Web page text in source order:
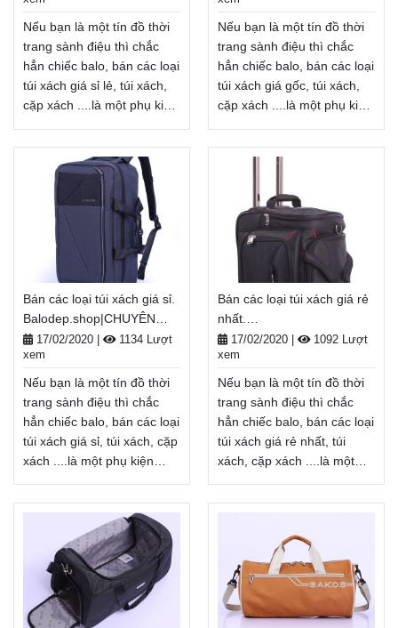
hàng toàn quốc, Miễn phí
đổi trả hàng, thanh toán
tiền khi nhận hàng
Xem thêm
hàng toàn quốc, Miễn phí
đổi trả hàng, thanh toán
tiền khi nhận hàng
Xem thêm
Nếu bạn là một tín đồ thời
trang sành điệu thì chắc
hẳn chiếc balo, bán các loại
túi xách giá sỉ lẻ, túi xách,
cặp xách ....là một phụ kiện
loại túi xách giá sỉ lẻ không
chỉ là một vật dụng cần
thiết để mang
theo giày, bảo quản đồ
dùng cá nhân... mà còn là
một phụ kiện thời trang
giúp tôn lên cá tính, gu
thẩm mĩ của mỗi người.
Balodep.shop|Chuyên bán
các loại túi xách giá sỉ
lẻ, Balo-Túi xách. Giao
hàng toàn quốc, Miễn phí
đổi trả hàng, thanh toán
tiền khi nhận hàng
Xem thêm
Nếu bạn là một tín đồ thời
trang sành điệu thì chắc
hẳn chiếc balo, bán các loại
túi xách giá gốc, túi xách,
cặp xách ....là một phụ kiện
loại túi xách giá gốc không
chỉ là một vật dụng cần
theo giày, bảo quản đồ
dùng cá nhân... mà còn là
một phụ kiện thời trang
giúp tôn lên cá tính, gu
thẩm mĩ của mỗi người.
Balodep.shop|Chuyên bán
các loại túi xách giá
gốc, Balo-Túi xách. Giao
hàng toàn quốc, Miễn phí
đổi trả hàng, thanh toán
tiền khi nhận hàng
Xem thêm
Bán các loại túi xách giá sỉ.
Balodep.shop|CHUYÊN
BALO-TÚI XÁCH–VALI ĐẸP
17/02/2020
1134 Lượt
xem
Nếu bạn là một tín đồ thời
trang sành điệu thì chắc
hẳn chiếc balo, bán các loại
túi xách giá sỉ, túi xách, cặp
xách ....là một phụ kiện
loại túi xách giá sỉ không
chỉ là một vật dụng cần
thiết để mang
theo giày, bảo quản đồ
dùng cá nhân... mà còn là
một phụ kiện thời trang
giúp tôn lên cá tính, gu
Bán các loại túi xách giá rẻ
nhất.
Balodep.shop|CHUYÊN
BALO-TÚI XÁCH–VALI ĐẸP
17/02/2020
1092 Lượt
xem
Nếu bạn là một tín đồ thời
trang sành điệu thì chắc
hẳn chiếc balo, bán các loại
túi xách giá rẻ nhất, túi
xách, cặp xách ....là một
bán các loại túi xách giá rẻ
dụng cần thiết để mang
theo giày, bảo quản đồ
dùng cá nhân... mà còn là
một phụ kiện thời trang
giúp tôn lên cá tính, gu